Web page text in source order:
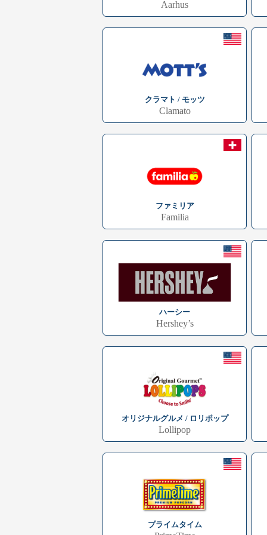
Aarhus
クラマト / モッツ
Clamato
ファミリア
Familia
ハーシー
Hershey’s
オリジナルグルメ / ロリポップ
Lollipop
プライムタイム